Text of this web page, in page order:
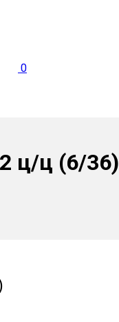
0
ц/ц (6/36)